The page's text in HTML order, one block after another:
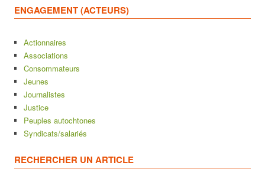
ENGAGEMENT (ACTEURS)
Actionnaires
Associations
Consommateurs
Jeunes
Journalistes
Justice
Peuples autochtones
Syndicats/salariés
RECHERCHER UN ARTICLE